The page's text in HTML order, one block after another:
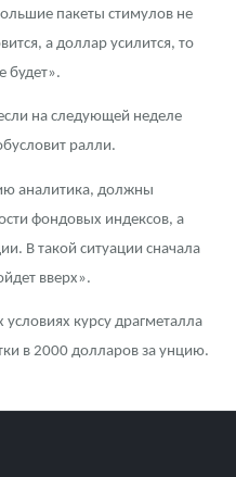
пакеты стимулов не
а доллар усилится, то
будет».
на следующей неделе
ралли.
аналитика, должны
фондовых индексов, а
В такой ситуации сначала
вверх».
курсу драгметалла
в 2000 долларов за унцию.